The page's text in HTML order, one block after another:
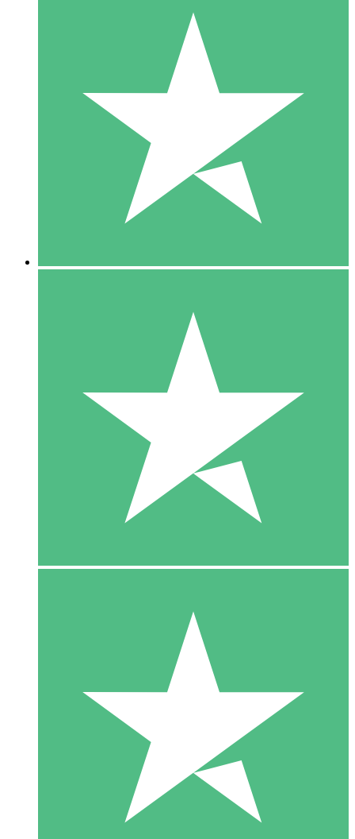
Packs de Crédits Individuels
Payez à l'utilisation avec des crédits de téléchargement. Sans
1 Téléchargement
10 00
10 Téléchargements
20 00